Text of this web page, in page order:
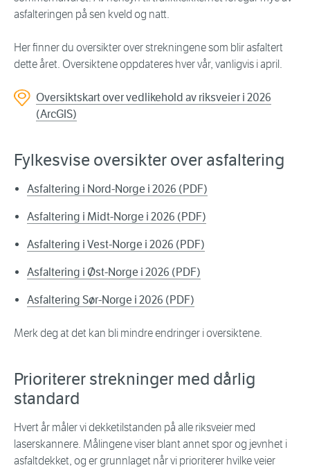
asfalteringen på sen kveld og natt.
Her finner du oversikter over strekningene som blir asfaltert
dette året. Oversiktene oppdateres hver vår, vanligvis i april.
Oversiktskart over vedlikehold av riksveier i 2026
(ArcGIS)
Fylkesvise oversikter over asfaltering
Asfaltering i Nord-Norge i 2026 (PDF)
Asfaltering i Midt-Norge i 2026 (PDF)
Asfaltering i Vest-Norge i 2026 (PDF)
Asfaltering i Øst-Norge i 2026 (PDF)
Asfaltering Sør-Norge i 2026 (PDF)
Merk deg at det kan bli mindre endringer i oversiktene.
Prioriterer strekninger med dårlig
standard
Hvert år måler vi dekketilstanden på alle riksveier med
laserskannere. Målingene viser blant annet spor og jevnhet i
asfaltdekket, og er grunnlaget når vi prioriterer hvilke veier